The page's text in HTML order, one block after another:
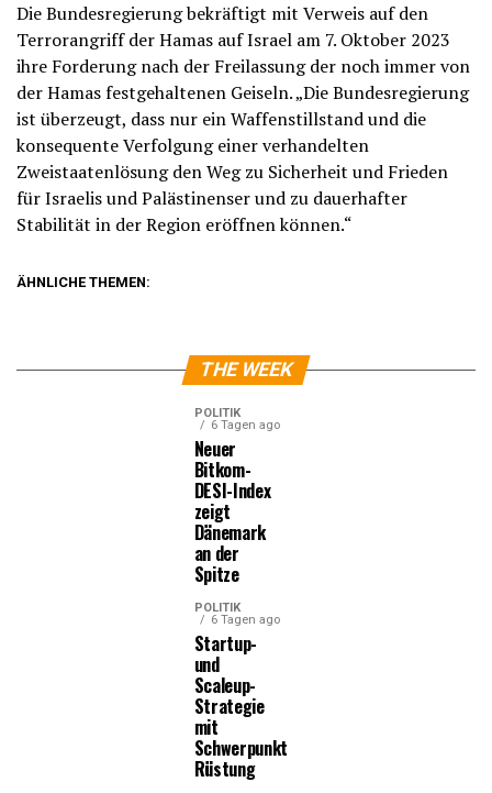
Die Bundesregierung bekräftigt mit Verweis auf den
Terrorangriff der Hamas auf Israel am 7. Oktober 2023
ihre Forderung nach der Freilassung der noch immer von
der Hamas festgehaltenen Geiseln. „Die Bundesregierung
ist überzeugt, dass nur ein Waffenstillstand und die
konsequente Verfolgung einer verhandelten
Zweistaatenlösung den Weg zu Sicherheit und Frieden
für Israelis und Palästinenser und zu dauerhafter
Stabilität in der Region eröffnen können.“
ÄHNLICHE THEMEN:
THE WEEK
POLITIK
6 Tagen ago
Neuer
Bitkom-
DESI-Index
zeigt
Dänemark
an der
Spitze
POLITIK
6 Tagen ago
Startup-
und
Scaleup-
Strategie
mit
Schwerpunkt
Rüstung